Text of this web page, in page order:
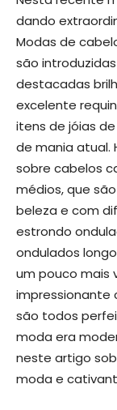
dando
Modas de
são
destacadas
excelente
itens de jóias
de mania atual.
sobre cabelos
médios, que
beleza e com
estrondo
ondulados
um pouco mais
impressionante
são todos
moda era
neste artigo
moda e